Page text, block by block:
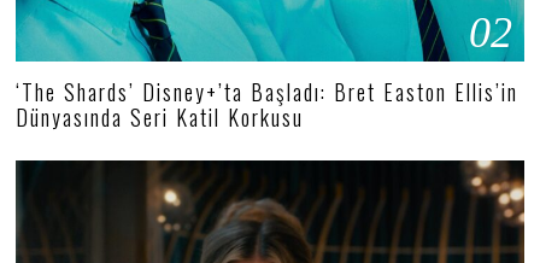
02
‘The Shards’ Disney+’ta Başladı: Bret Easton Ellis’in
Dünyasında Seri Katil Korkusu